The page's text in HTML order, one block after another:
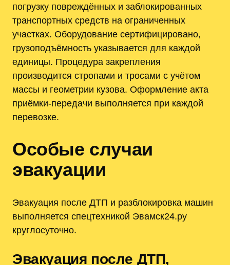
погрузку повреждённых и заблокированных
транспортных средств на ограниченных
участках. Оборудование сертифицировано,
грузоподъёмность указывается для каждой
единицы. Процедура закрепления
производится стропами и тросами с учётом
массы и геометрии кузова. Оформление акта
приёмки-передачи выполняется при каждой
перевозке.
Особые случаи
эвакуации
Эвакуация после ДТП и разблокировка машин
выполняется спецтехникой Эвамск24.ру
круглосуточно.
Эвакуация после ДТП,